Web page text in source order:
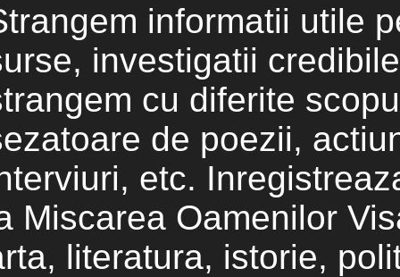
informatii utile
investigatii
cu diferite
de poezii,
etc.
Miscarea Oamenilor
literatura, istorie,